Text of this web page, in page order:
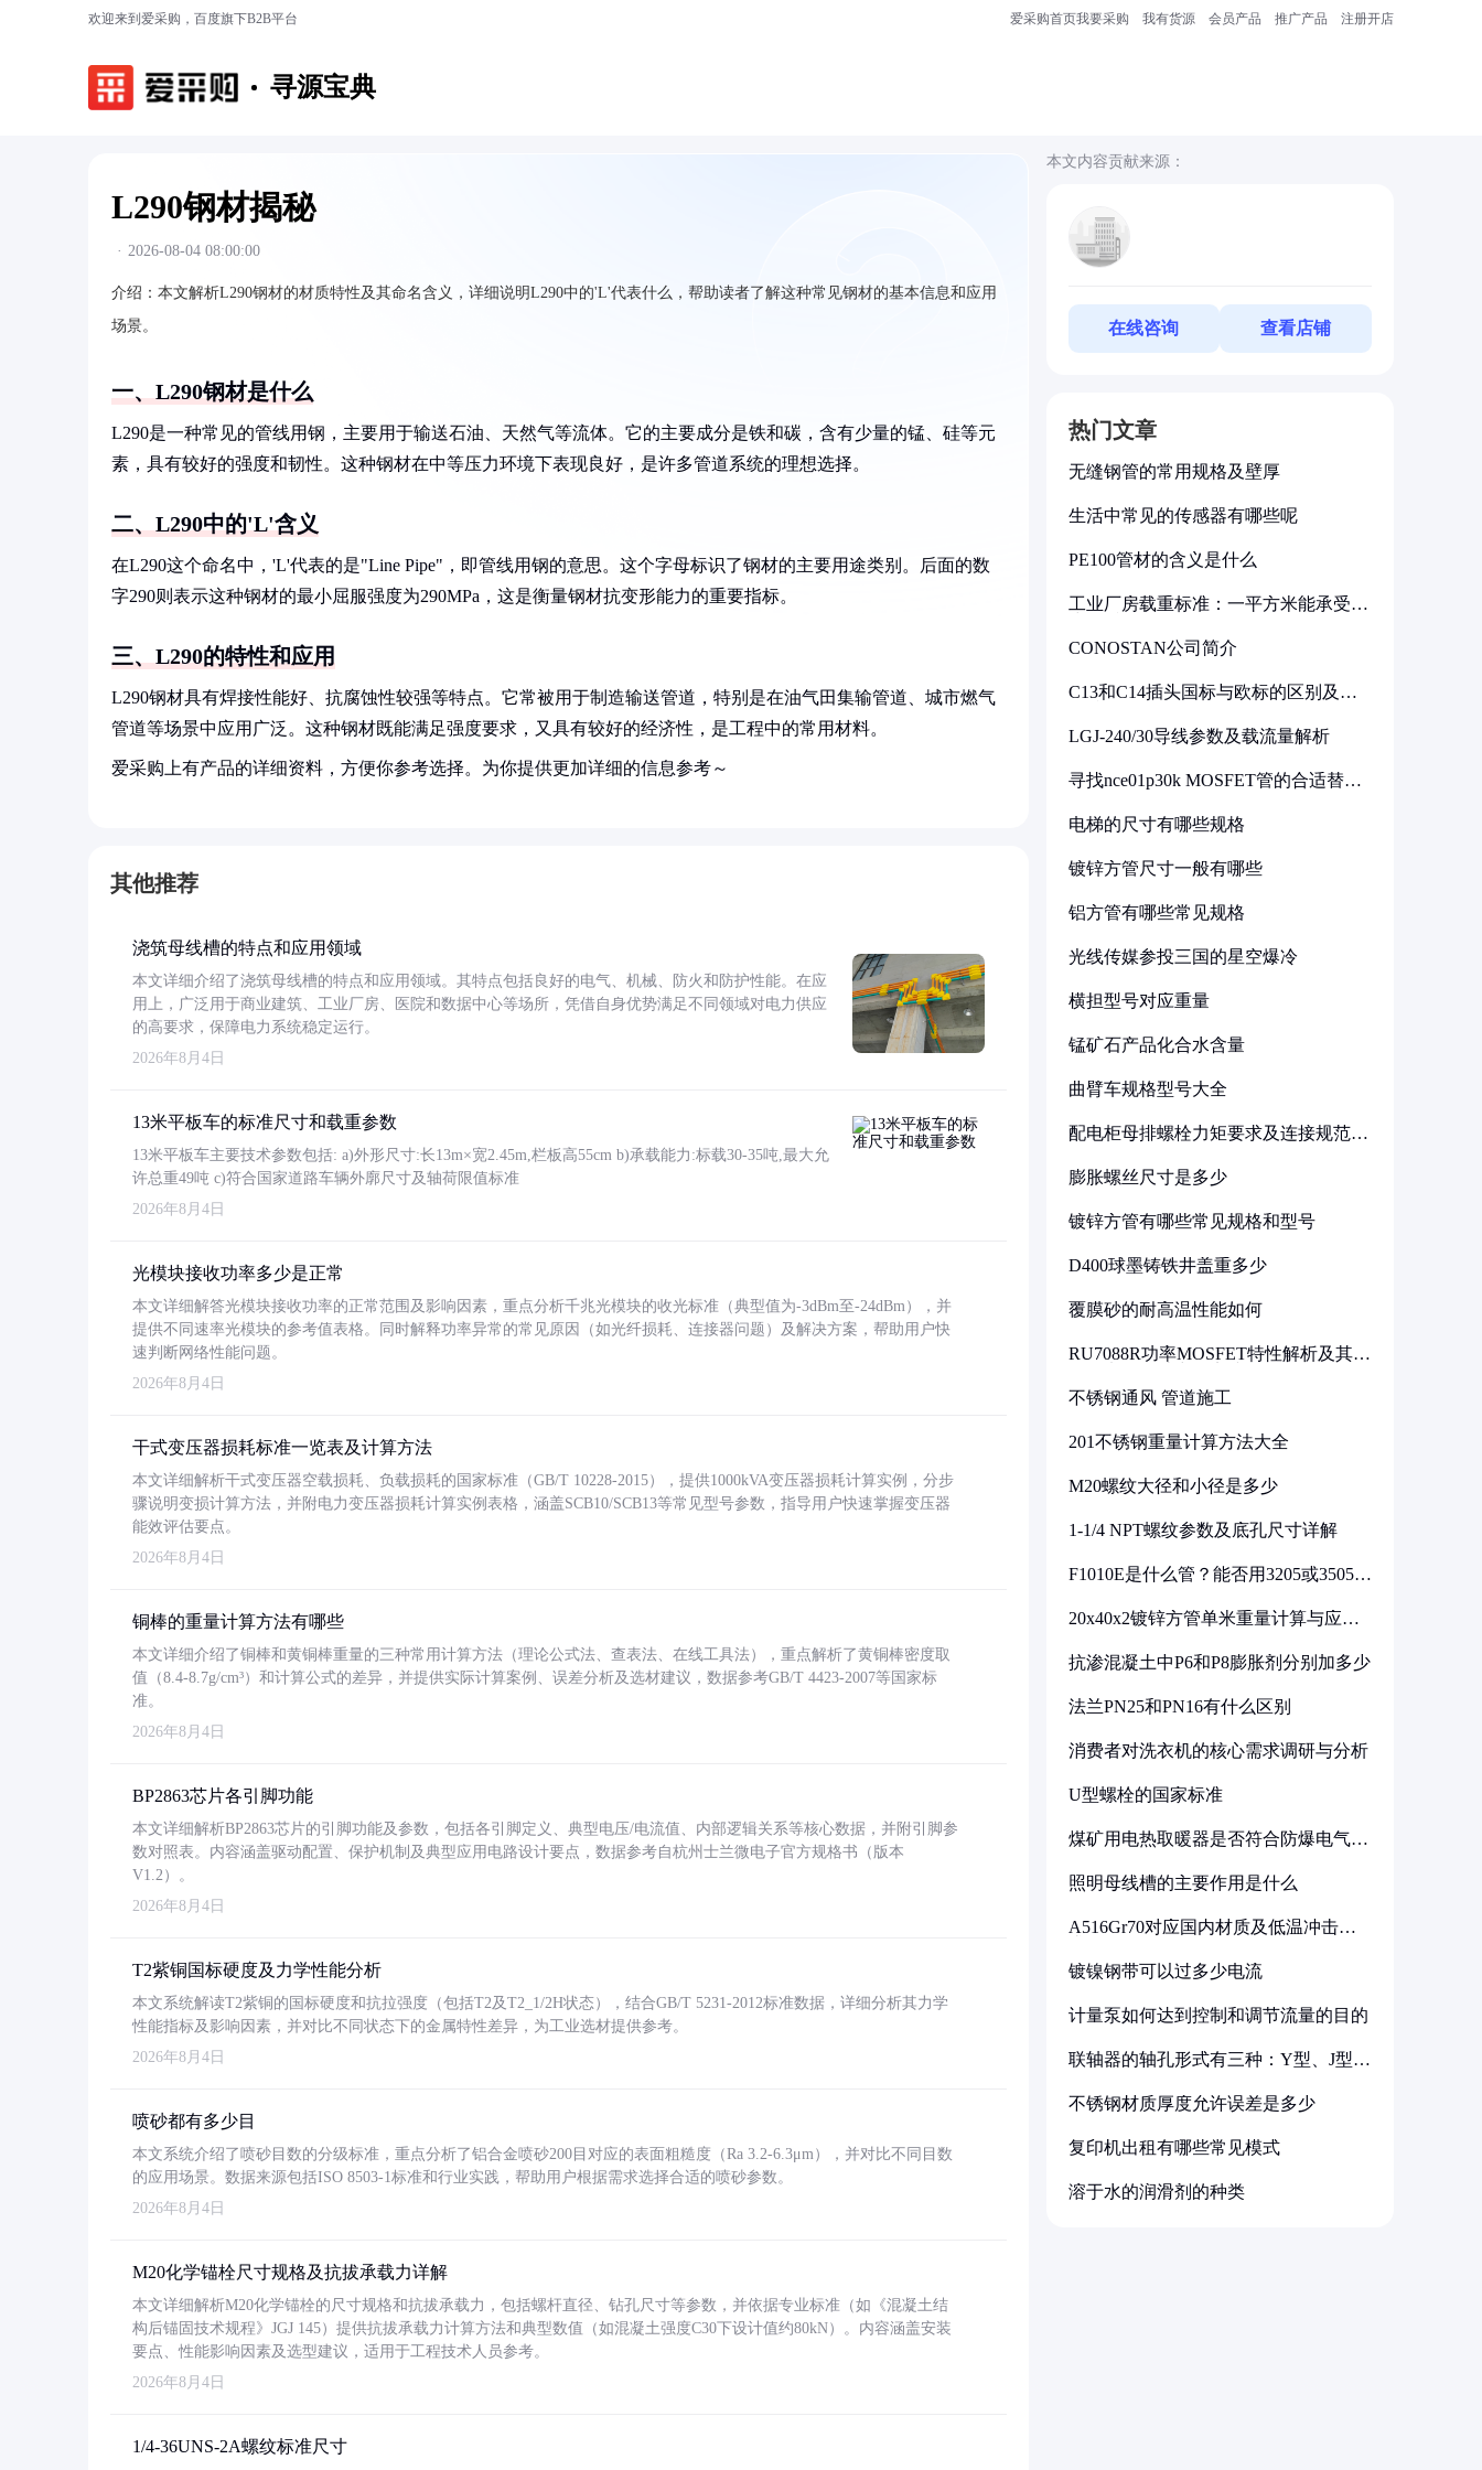
欢迎来到爱采购，百度旗下B2B平台 爱采购首页我要采购 我有货源 会员产品 推广产品 注册开店
寻源宝典
L290钢材揭秘
· 2026-08-04 08:00:00
介绍： 本文解析L290钢材的材质特性及其命名含义，详细说明L290中的'L'代表什么，帮助读者了解这种常见钢材的基本信息和应用
场景。
一、L290钢材是什么
L290是一种常见的管线用钢，主要用于输送石油、天然气等流体。它的主要成分是铁和碳，含有少量的锰、硅等元
素，具有较好的强度和韧性。这种钢材在中等压力环境下表现良好，是许多管道系统的理想选择。
二、L290中的'L'含义
在L290这个命名中，'L'代表的是"Line Pipe"，即管线用钢的意思。这个字母标识了钢材的主要用途类别。后面的数
字290则表示这种钢材的最小屈服强度为290MPa，这是衡量钢材抗变形能力的重要指标。
三、L290的特性和应用
L290钢材具有焊接性能好、抗腐蚀性较强等特点。它常被用于制造输送管道，特别是在油气田集输管道、城市燃气
管道等场景中应用广泛。这种钢材既能满足强度要求，又具有较好的经济性，是工程中的常用材料。
爱采购上有产品的详细资料，方便你参考选择。为你提供更加详细的信息参考～
其他推荐
浇筑母线槽的特点和应用领域
本文详细介绍了浇筑母线槽的特点和应用领域。其特点包括良好的电气、机械、防火和防护性能。在应
用上，广泛用于商业建筑、工业厂房、医院和数据中心等场所，凭借自身优势满足不同领域对电力供应
的高要求，保障电力系统稳定运行。
2026年8月4日
13米平板车的标准尺寸和载重参数
13米平板车主要技术参数包括: a)外形尺寸:长13m×宽2.45m,栏板高55cm b)承载能力:标载30-35吨,最大允
许总重49吨 c)符合国家道路车辆外廓尺寸及轴荷限值标准
2026年8月4日
光模块接收功率多少是正常
本文详细解答光模块接收功率的正常范围及影响因素，重点分析千兆光模块的收光标准（典型值为-3dBm至-24dBm），并
提供不同速率光模块的参考值表格。同时解释功率异常的常见原因（如光纤损耗、连接器问题）及解决方案，帮助用户快
速判断网络性能问题。
2026年8月4日
干式变压器损耗标准一览表及计算方法
本文详细解析干式变压器空载损耗、负载损耗的国家标准（GB/T 10228-2015），提供1000kVA变压器损耗计算实例，分步
骤说明变损计算方法，并附电力变压器损耗计算实例表格，涵盖SCB10/SCB13等常见型号参数，指导用户快速掌握变压器
能效评估要点。
2026年8月4日
铜棒的重量计算方法有哪些
本文详细介绍了铜棒和黄铜棒重量的三种常用计算方法（理论公式法、查表法、在线工具法），重点解析了黄铜棒密度取
值（8.4-8.7g/cm³）和计算公式的差异，并提供实际计算案例、误差分析及选材建议，数据参考GB/T 4423-2007等国家标
准。
2026年8月4日
BP2863芯片各引脚功能
本文详细解析BP2863芯片的引脚功能及参数，包括各引脚定义、典型电压/电流值、内部逻辑关系等核心数据，并附引脚参
数对照表。内容涵盖驱动配置、保护机制及典型应用电路设计要点，数据参考自杭州士兰微电子官方规格书（版本
V1.2）。
2026年8月4日
T2紫铜国标硬度及力学性能分析
本文系统解读T2紫铜的国标硬度和抗拉强度（包括T2及T2_1/2H状态），结合GB/T 5231-2012标准数据，详细分析其力学
性能指标及影响因素，并对比不同状态下的金属特性差异，为工业选材提供参考。
2026年8月4日
喷砂都有多少目
本文系统介绍了喷砂目数的分级标准，重点分析了铝合金喷砂200目对应的表面粗糙度（Ra 3.2-6.3μm），并对比不同目数
的应用场景。数据来源包括ISO 8503-1标准和行业实践，帮助用户根据需求选择合适的喷砂参数。
2026年8月4日
M20化学锚栓尺寸规格及抗拔承载力详解
本文详细解析M20化学锚栓的尺寸规格和抗拔承载力，包括螺杆直径、钻孔尺寸等参数，并依据专业标准（如《混凝土结
构后锚固技术规程》JGJ 145）提供抗拔承载力计算方法和典型数值（如混凝土强度C30下设计值约80kN）。内容涵盖安装
要点、性能影响因素及选型建议，适用于工程技术人员参考。
2026年8月4日
1/4-36UNS-2A螺纹标准尺寸
本文内容贡献来源：
在线咨询 查看店铺
热门文章
无缝钢管的常用规格及壁厚
生活中常见的传感器有哪些呢
PE100管材的含义是什么
工业厂房载重标准：一平方米能承受多
CONOSTAN公司简介
C13和C14插头国标与欧标的区别及其
LGJ-240/30导线参数及载流量解析
寻找nce01p30k MOSFET管的合适替代
电梯的尺寸有哪些规格
镀锌方管尺寸一般有哪些
铝方管有哪些常见规格
光线传媒参投三国的星空爆冷
横担型号对应重量
锰矿石产品化合水含量
曲臂车规格型号大全
配电柜母排螺栓力矩要求及连接规范详
膨胀螺丝尺寸是多少
镀锌方管有哪些常见规格和型号
D400球墨铸铁井盖重多少
覆膜砂的耐高温性能如何
RU7088R功率MOSFET特性解析及其在
不锈钢通风 管道施工
201不锈钢重量计算方法大全
M20螺纹大径和小径是多少
1-1/4 NPT螺纹参数及底孔尺寸详解
F1010E是什么管？能否用3205或3505代
20x40x2镀锌方管单米重量计算与应用
抗渗混凝土中P6和P8膨胀剂分别加多少
法兰PN25和PN16有什么区别
消费者对洗衣机的核心需求调研与分析
U型螺栓的国家标准
煤矿用电热取暖器是否符合防爆电气设
照明母线槽的主要作用是什么
A516Gr70对应国内材质及低温冲击要
镀镍钢带可以过多少电流
计量泵如何达到控制和调节流量的目的
联轴器的轴孔形式有三种：Y型、J型、
不锈钢材质厚度允许误差是多少
复印机出租有哪些常见模式
溶于水的润滑剂的种类